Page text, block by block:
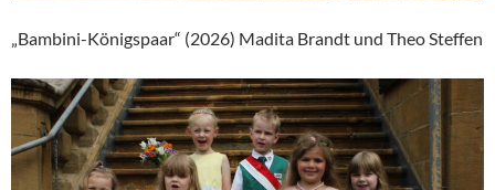
„Bambini-Königspaar“ (2026) Madita Brandt und Theo Steffen